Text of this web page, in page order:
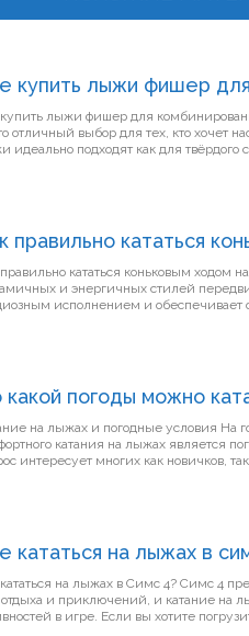
купить лыжи фишер
лыжи фишер для комбинированного катания? Лыжи Фишер для
отличный выбор для тех, кто хочет
идеально подходят как для твёрдого
правильно кататься
кататься коньковым ходом
и энергичных стилей
исполнением и обеспечивает
какой погоды можно
лыжах и погодные условия На горнолыжных курортах одним из ключевых факторов для
катания на лыжах является
интересует многих как новичков,
кататься на лыжах в
на лыжах в Симс 4? Симс 4 предлагает игрокам множество увлекательных возможностей
и приключений, и катание на
в игре. Если вы хотите